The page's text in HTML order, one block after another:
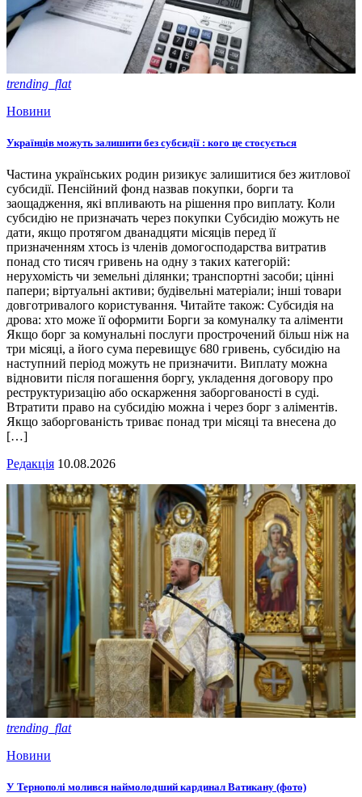
trending_flat
Новини
Українців можуть залишити без субсидії : кого це стосується
Частина українських родин ризикує залишитися без житлової
субсидії. Пенсійний фонд назвав покупки, борги та
заощадження, які впливають на рішення про виплату. Коли
субсидію не призначать через покупки Субсидію можуть не
дати, якщо протягом дванадцяти місяців перед її
призначенням хтось із членів домогосподарства витратив
понад сто тисяч гривень на одну з таких категорій:
нерухомість чи земельні ділянки; транспортні засоби; цінні
папери; віртуальні активи; будівельні матеріали; інші товари
довготривалого користування. Читайте також: Субсидія на
дрова: хто може її оформити Борги за комуналку та аліменти
Якщо борг за комунальні послуги прострочений більш ніж на
три місяці, а його сума перевищує 680 гривень, субсидію на
наступний період можуть не призначити. Виплату можна
відновити після погашення боргу, укладення договору про
реструктуризацію або оскарження заборгованості в суді.
Втратити право на субсидію можна і через борг з аліментів.
Якщо заборгованість триває понад три місяці та внесена до
[…]
Редакція 10.08.2026
trending_flat
Новини
У Тернополі молився наймолодший кардинал Ватикану (фото)